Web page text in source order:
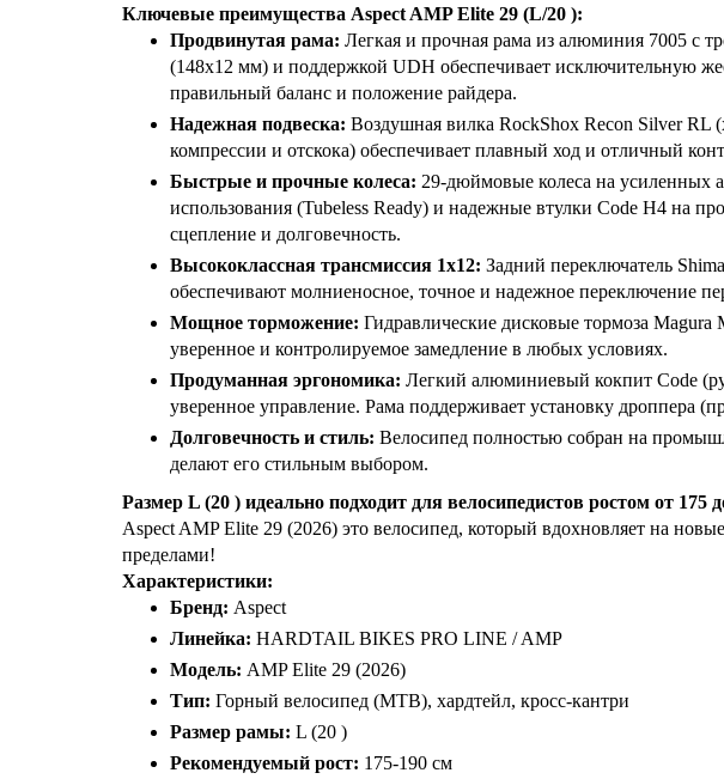
Ключевые преимущества Aspect AMP Elite 29 (L/20 ):
Продвинутая рама: Легкая и прочная рама из алюминия 7005 с
(148x12 мм) и поддержкой UDH обеспечивает исключительную
правильный баланс и положение райдера.
Надежная подвеска: Воздушная вилка RockShox Recon Silver
компрессии и отскока) обеспечивает плавный ход и отличный
Быстрые и прочные колеса: 29-дюймовые колеса на усиленных
использования (Tubeless Ready) и надежные втулки Code H4 на
сцепление и долговечность.
Высококлассная трансмиссия 1x12: Задний переключатель
обеспечивают молниеносное, точное и надежное переключение
Мощное торможение: Гидравлические дисковые тормоза
уверенное и контролируемое замедление в любых условиях.
Продуманная эргономика: Легкий алюминиевый кокпит Code
уверенное управление. Рама поддерживает установку дроппера
Долговечность и стиль: Велосипед полностью собран на
делают его стильным выбором.
Размер L (20 ) идеально подходит для велосипедистов ростом от 175
Aspect AMP Elite 29 (2026) это велосипед, который вдохновляет на
пределами!
Характеристики:
Бренд: Aspect
Линейка: HARDTAIL BIKES PRO LINE / AMP
Модель: AMP Elite 29 (2026)
Тип: Горный велосипед (MTB), хардтейл, кросс-кантри
Размер рамы: L (20 )
Рекомендуемый рост: 175-190 см